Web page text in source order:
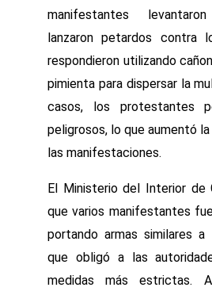
manifestantes
lanzaron petardos contra
respondieron utilizando
pimienta para dispersar la
casos, los protestantes
peligrosos, lo que aumentó
las manifestaciones.
El Ministerio del Interior de
que varios manifestantes
portando armas similares
que obligó a las
medidas más estrictas.